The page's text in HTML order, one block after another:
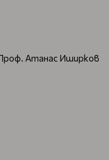
Атанас Иширков